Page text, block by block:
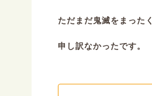
ただまだ鬼滅をまった
申し訳なかったです。